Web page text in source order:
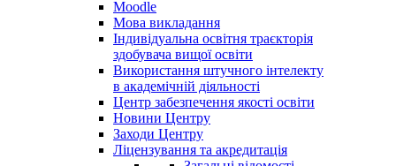
Moodle
Мова викладання
Індивідуальна освітня траєкторія
здобувача вищої освіти
Використання штучного інтелекту
в академічній діяльності
Центр забезпечення якості освіти
Новини Центру
Заходи Центру
Ліцензування та акредитація